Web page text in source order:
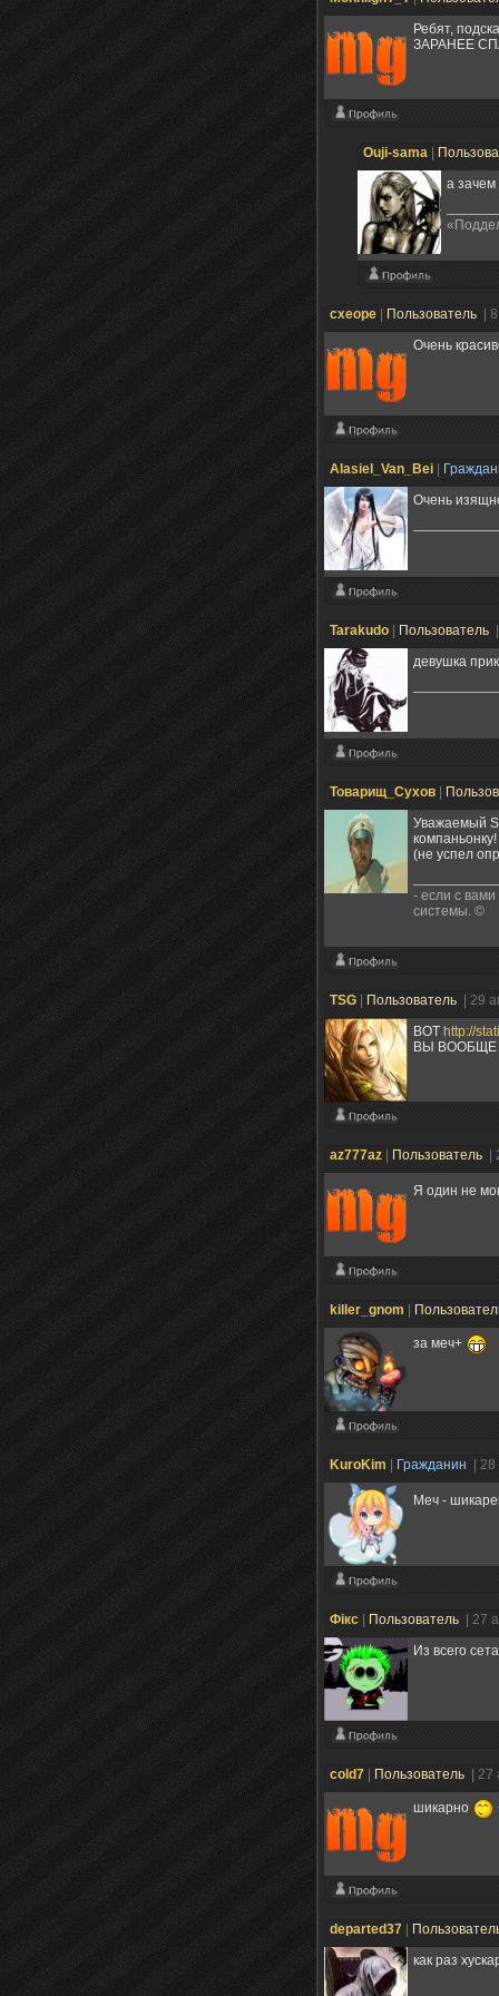
Ребят,
ЗАРАНЕЕ
Ouji-sama
а зачем
cxeope Пользователь
|
Очень
Alasiel_Van_Bei
Очень
Tarakudo Пользователь
девушка
Товарищ_Сухов
Уважаемый
(не успел
- если с
системы. ©
TSG Пользователь
| 29
ВОТ http://
ВЫ ВООБЩЕ
az777az Пользователь
Я один не
killer_gnom
за меч+
KuroKim Гражданин |
Меч -
Фiкс Пользователь
| 27
Из всего
cold7 Пользователь |
шикарно
departed37
как раз